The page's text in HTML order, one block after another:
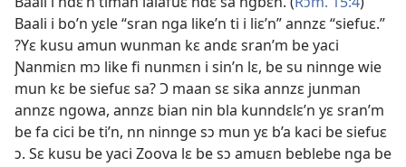
Baali i bo’n yɛle “sran nga like’n ti i liɛ’n” annzɛ “siefuɛ.”
?Yɛ kusu amun wunman kɛ andɛ sran’m be yaci
Ɲanmiɛn mɔ like fi nunmɛn i sin’n lɛ, be su ninnge wie
mun kɛ be siefuɛ sa? Ɔ maan sɛ sika annzɛ junman
annzɛ ngowa, annzɛ bian nin bla kunndɛlɛ’n yɛ sran’m
be fa cici be ti’n, nn ninnge sɔ mun yɛ b’a kaci be siefuɛ
ɔ. Sɛ kusu be yaci Zoova lɛ be sɔ amuɛn beblebe nga be